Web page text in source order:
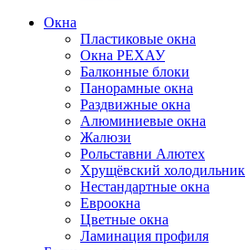
Окна
Пластиковые окна
Окна РЕХАУ
Балконные блоки
Панорамные окна
Раздвижные окна
Алюминиевые окна
Жалюзи
Рольставни Алютех
Хрущёвский холодильник
Нестандартные окна
Евроокна
Цветные окна
Ламинация профиля